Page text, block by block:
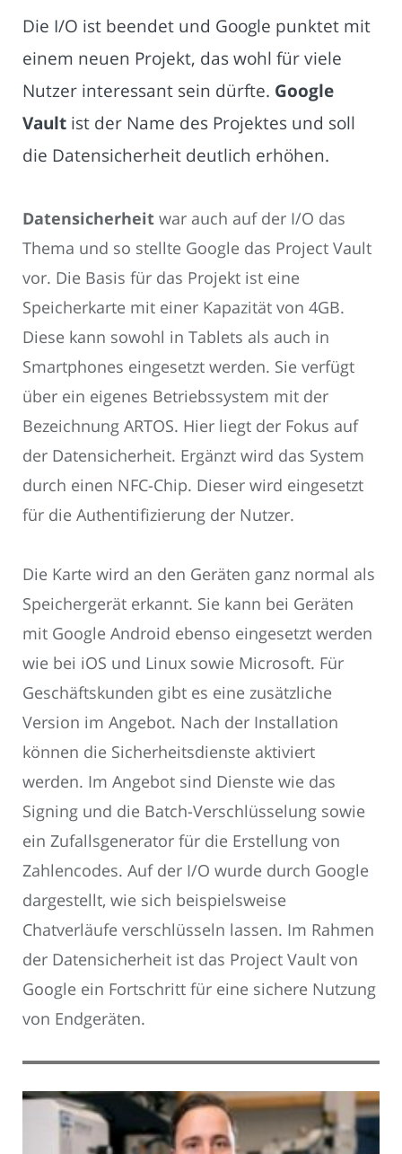
Die I/O ist beendet und Google punktet mit
einem neuen Projekt, das wohl für viele
Nutzer interessant sein dürfte. Google
Vault ist der Name des Projektes und soll
die Datensicherheit deutlich erhöhen.
Datensicherheit war auch auf der I/O das
Thema und so stellte Google das Project Vault
vor. Die Basis für das Projekt ist eine
Speicherkarte mit einer Kapazität von 4GB.
Diese kann sowohl in Tablets als auch in
Smartphones eingesetzt werden. Sie verfügt
über ein eigenes Betriebssystem mit der
Bezeichnung ARTOS. Hier liegt der Fokus auf
der Datensicherheit. Ergänzt wird das System
durch einen NFC-Chip. Dieser wird eingesetzt
für die Authentifizierung der Nutzer.
Die Karte wird an den Geräten ganz normal als
Speichergerät erkannt. Sie kann bei Geräten
mit Google Android ebenso eingesetzt werden
wie bei iOS und Linux sowie Microsoft. Für
Geschäftskunden gibt es eine zusätzliche
Version im Angebot. Nach der Installation
können die Sicherheitsdienste aktiviert
werden. Im Angebot sind Dienste wie das
Signing und die Batch-Verschlüsselung sowie
ein Zufallsgenerator für die Erstellung von
Zahlencodes. Auf der I/O wurde durch Google
dargestellt, wie sich beispielsweise
Chatverläufe verschlüsseln lassen. Im Rahmen
der Datensicherheit ist das Project Vault von
Google ein Fortschritt für eine sichere Nutzung
von Endgeräten.